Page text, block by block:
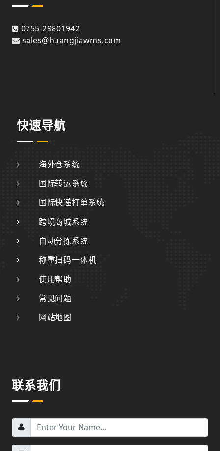
0755-29801942
sales@huangjiawms.com
快速导航
海外仓系统
国际转运系统
国际快递打单系统
跨境商城系统
自动分拣系统
称重扫码一体机
使用帮助
常见问题
网站地图
联系我们